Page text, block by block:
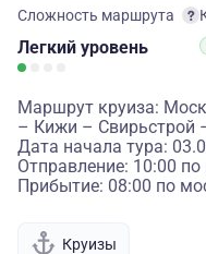
Сложность маршрута
Легкий уровень
Маршрут круиза:
– Кижи – Свирьстрой
Дата начала тура:
Отправление: 10:00
Прибытие: 08:00 по
Круизы